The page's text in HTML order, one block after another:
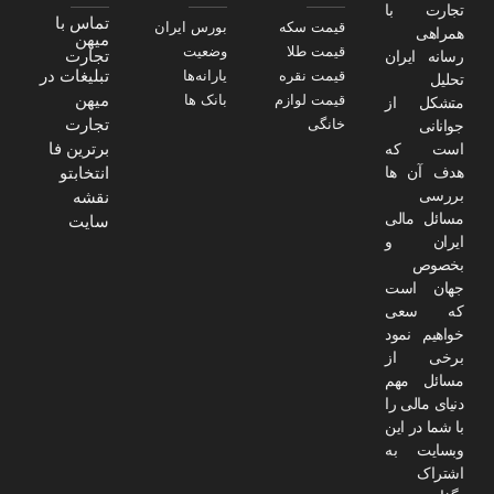
تجارت با
همراهی
رسانه ایران
تحلیل
متشکل از
جوانانی
است که
هدف آن ها
بررسی
مسائل مالی
ایران و
بخصوص
جهان است
که سعی
خواهیم نمود
برخی از
مسائل مهم
دنیای مالی را
با شما در این
وبسایت به
اشتراک
قیمت سکه
قیمت طلا
قیمت نقره
قیمت لوازم
خانگی
بورس ایران
وضعیت
یارانه‌ها
بانک ها
تماس با
میهن
تجارت
تبلیغات در
میهن
تجارت
برترین فا
انتخابتو
نقشه
سایت